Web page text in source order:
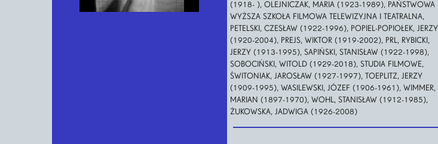
(1918- ), OLEJNICZAK, MARIA (1923-1989), PAŃSTWOWA
WYŻSZA SZKOŁA FILMOWA TELEWIZYJNA I TEATRALNA,
PETELSKI, CZESŁAW (1922-1996), POPIEL-POPIOŁEK, JERZY
(1920-2004), PREJS, WIKTOR (1919-2002), PRL, RYBICKI,
JERZY (1913-1995), SAPIŃSKI, STANISŁAW (1922-1998),
SOBOCIŃSKI, WITOLD (1929-2018), STUDIA FILMOWE,
ŚWITONIAK, JAROSŁAW (1927-1997), TOEPLITZ, JERZY
(1909-1995), WASILEWSKI, JÓZEF (1906-1961), WIMMER,
MARIAN (1897-1970), WOHL, STANISŁAW (1912-1985),
ŻUKOWSKA, JADWIGA (1926-2008)